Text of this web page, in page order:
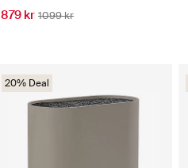
879 kr 1099 kr
20% Deal